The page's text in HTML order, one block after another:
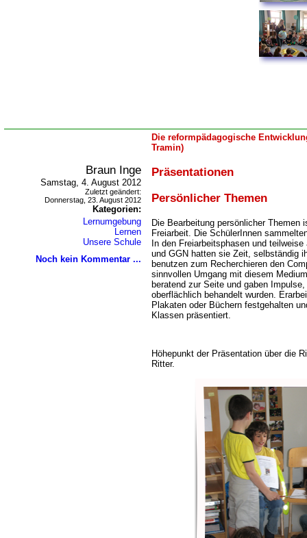
Die reformpädagogische
Tramin)
Braun Inge
Samstag, 4. August 2012
Zuletzt geändert:
Donnerstag, 23. August 2012
Kategorien:
Lernumgebung
Lernen
Unsere Schule
Noch kein Kommentar ...
Präsentationen
Persönlicher Themen
Die Bearbeitung persönlicher Themen
Freiarbeit. Die SchülerInnen
In den Freiarbeitsphasen und
und GGN hatten sie Zeit, selbständig
benutzen zum Recherchieren den
sinnvollen Umgang mit diesem
beratend zur Seite und gaben
oberflächlich behandelt wurden.
Plakaten oder Büchern festgehalten
Klassen präsentiert.
Höhepunkt der Präsentation über die
Ritter.